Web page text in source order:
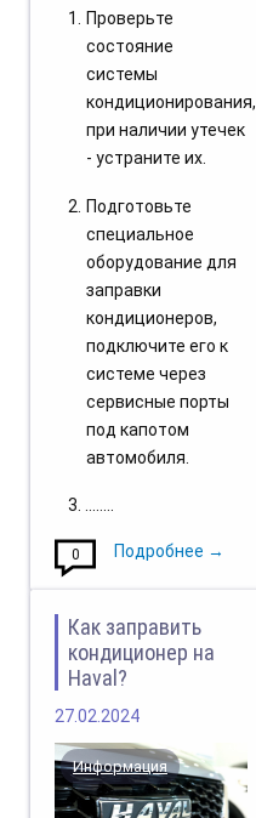
Проверьте
состояние
системы
кондиционирования,
при наличии утечек
- устраните их.
Подготовьте
специальное
оборудование для
заправки
кондиционеров,
подключите его к
системе через
сервисные порты
под капотом
автомобиля.
0 Подробнее →
Как заправить
кондиционер на
Haval?
27.02.2024
Информация